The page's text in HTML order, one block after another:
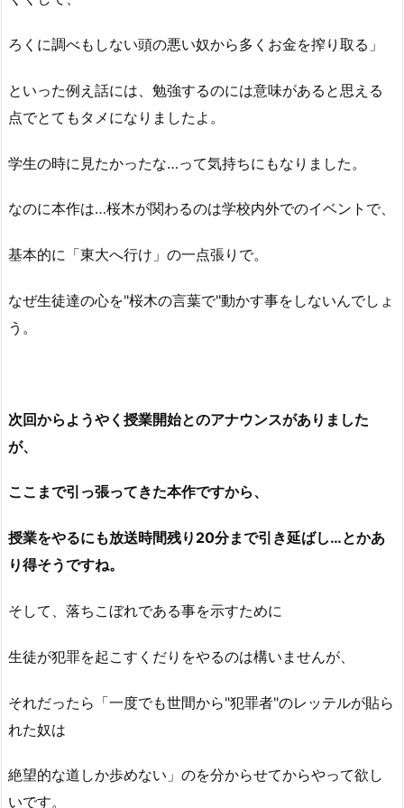
ろくに調べもしない頭の悪い奴から多くお金を搾り取る」
といった例え話には、勉強するのには意味があると思える
点でとてもタメになりましたよ。
学生の時に見たかったな…って気持ちにもなりました。
なのに本作は…桜木が関わるのは学校内外でのイベントで、
基本的に「東大へ行け」の一点張りで。
なぜ生徒達の心を"桜木の言葉で"動かす事をしないんでしょ
う。
次回からようやく授業開始とのアナウンスがありました
が、
ここまで引っ張ってきた本作ですから、
授業をやるにも放送時間残り20分まで引き延ばし…とかあ
り得そうですね。
そして、落ちこぼれである事を示すために
生徒が犯罪を起こすくだりをやるのは構いませんが、
それだったら「一度でも世間から"犯罪者"のレッテルが貼ら
れた奴は
絶望的な道しか歩めない」のを分からせてからやって欲し
いです。